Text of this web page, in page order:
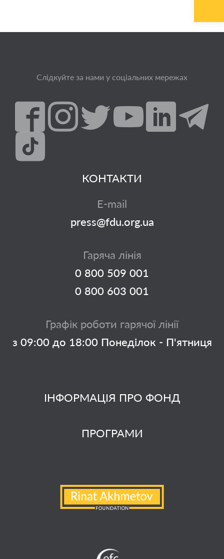
Слідкуйте за нами у соціальних мережах
ІНФОРМАЦІЯ ПРО ФОНД
ПРОГРАМИ
КОНТАКТИ
E-mail
press@fdu.org.ua
Гаряча лінія
0 800 509 001
0 800 603 001
Графік роботи гарячої лінії
з 09:00 до 18:00 Понеділок - П'ятниця